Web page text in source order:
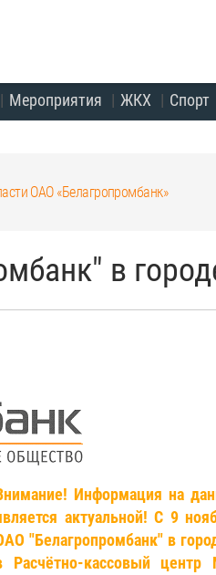
Мероприятия ЖКХ Спорт
ОАО «Белагропромбанк»
в
Информация на
актуальной! С 9
"Белагропромбанк" в
Расчётно-кассовый